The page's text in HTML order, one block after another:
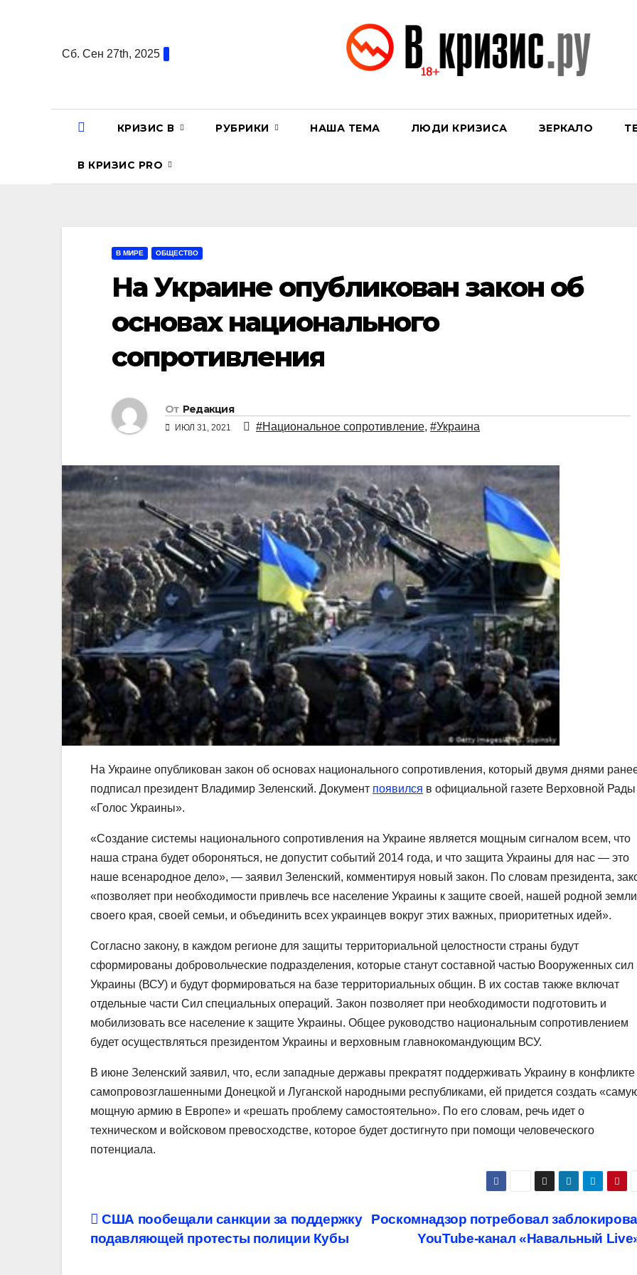
содержаниюСб. Сен 27th, 2025
КРИЗИС В РУБРИКИ НАША ТЕМА ЛЮДИ КРИЗИСА ЗЕРКАЛО
В КРИЗИС PRO
В МИРЕ ОБЩЕСТВО
На Украине опубликован закон об
основах национального
сопротивления
От Редакция
ИЮЛ 31, 2021 #Национальное сопротивление, #Украина
На Украине опубликован закон об основах национального сопротивления, который двумя днями
подписал президент Владимир Зеленский. Документ появился в официальной газете Верховной Рады
«Голос Украины».
«Создание системы национального сопротивления на Украине является мощным сигналом всем, что
наша страна будет обороняться, не допустит событий 2014 года, и что защита Украины для нас — это
наше всенародное дело», — заявил Зеленский, комментируя новый закон. По словам президента,
«позволяет при необходимости привлечь все население Украины к защите своей, нашей родной
своего края, своей семьи, и объединить всех украинцев вокруг этих важных, приоритетных идей».
Согласно закону, в каждом регионе для защиты территориальной целостности страны будут
сформированы добровольческие подразделения, которые станут составной частью Вооруженных сил
Украины (ВСУ) и будут формироваться на базе территориальных общин. В их состав также включат
отдельные части Сил специальных операций. Закон позволяет при необходимости подготовить и
мобилизовать все население к защите Украины. Общее руководство национальным сопротивлением
будет осуществляться президентом Украины и верховным главнокомандующим ВСУ.
В июне Зеленский заявил, что, если западные державы прекратят поддерживать Украину в конфликте
самопровозглашенными Донецкой и Луганской народными республиками, ей придется создать
мощную армию в Европе» и «решать проблему самостоятельно». По его словам, речь идет о
техническом и войсковом превосходстве, которое будет достигнуто при помощи человеческого
потенциала.
Навигация
по
Роскомнадзор потребовал
YouTube-канал «Навальный
США пообещали санкции за поддержку
подавляющей протесты полиции Кубы